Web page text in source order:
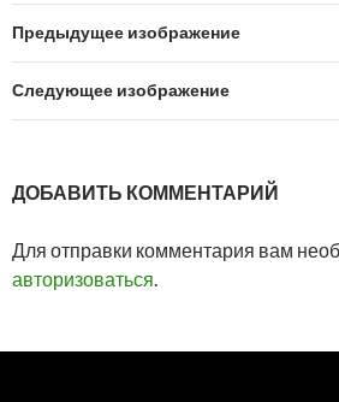
Предыдущее изображение
Следующее изображение
ДОБАВИТЬ КОММЕНТАРИЙ
Для отправки комментария вам
авторизоваться.